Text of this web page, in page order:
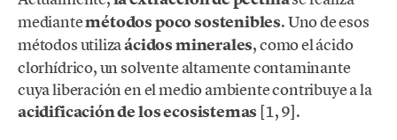
mediantemétodos poco sostenibles. Uno de esos
métodos utilizaácidos minerales, como el ácido
clorhídrico, un solvente altamente contaminante
cuya liberación en el medio ambiente contribuye a la
acidificación de los ecosistemas [1, 9].